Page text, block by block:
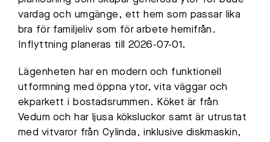
vardag och umgänge, ett hem som passar lika
bra för familjeliv som för arbete hemifrån.
Inflyttning planeras till 2026-07-01.
Lägenheten har en modern och funktionell
utformning med öppna ytor, vita väggar och
ekparkett i bostadsrummen. Köket är från
Vedum och har ljusa köksluckor samt är utrustat
med vitvaror från Cylinda, inklusive diskmaskin,